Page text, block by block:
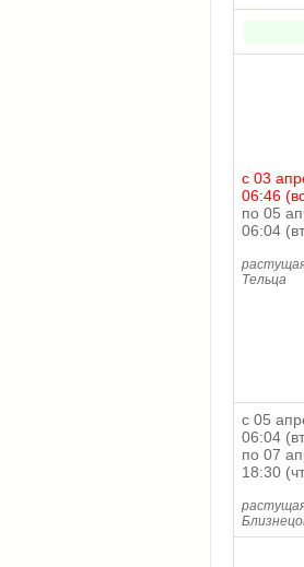
с 03
06:46
по 05
06:04
Тельца
с 05
06:04
по 07
18:30